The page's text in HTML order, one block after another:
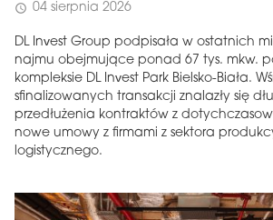
schedule 04 sierpnia 2026
DL Invest Group podpisała w ostatnich
najmu obejmujące ponad 67 tys. mkw.
kompleksie DL Invest Park Bielsko-Biała.
sfinalizowanych transakcji znalazły się
przedłużenia kontraktów z
nowe umowy z firmami z sektora
logistycznego.